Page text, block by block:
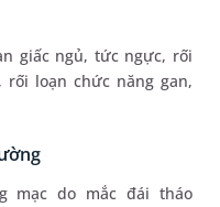
giấc ngủ, tức ngực, rối
rối loạn chức năng gan,
mạc do mắc đái tháo